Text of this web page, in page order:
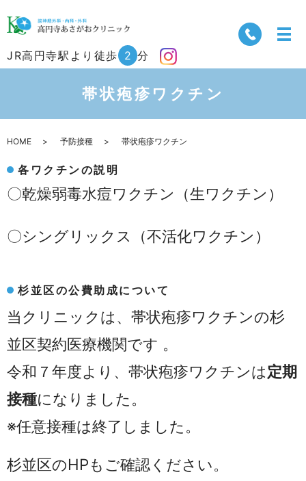
JR高円寺駅より徒歩 2 分
帯状疱疹ワクチン
HOME 予防接種 帯状疱疹ワクチン
各ワクチンの説明
〇乾燥弱毒水痘ワクチン（生ワクチン）
〇シングリックス（不活化ワクチン）
杉並区の公費助成について
当クリニックは、帯状疱疹ワクチンの杉
並区契約医療機関です 。
令和７年度より、帯状疱疹ワクチンは定期
接種になりました。
※任意接種は終了しました。
杉並区のHPもご確認ください。